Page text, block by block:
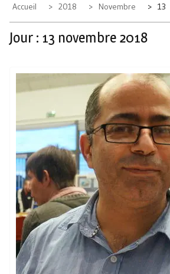
Accueil 2018 Novembre 13
Jour : 13 novembre 2018